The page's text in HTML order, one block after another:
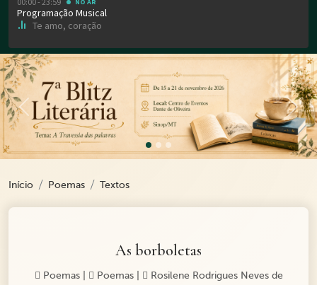
Previous
Início Poemas Textos
As borboletas
Poemas| Poemas|
Rosilene Rodrigues Neves de